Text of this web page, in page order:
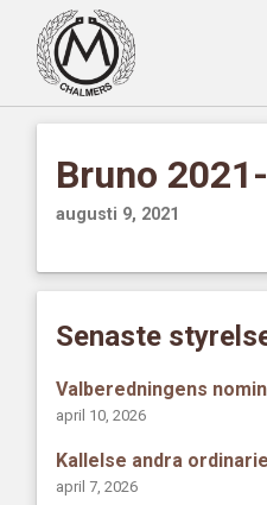
Bruno
augusti 9, 2021
Senaste
Valberedningens
april 10, 2026
Kallelse andra
april 7, 2026